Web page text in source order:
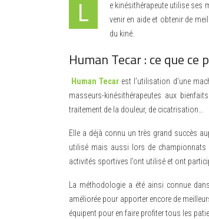
Le kinésithérapeute utilise ses mains pour réaliser les thérapies manuelles afin de soulager les douleurs et maux de ses patients. Pour leur
venir en aide et obtenir de
du kiné.
Human Tecar : ce que
Human Tecar est l’utilisation d’une
masseurs-kinésithérapeutes aux
traitement de la douleur, de cicatrisation…
Elle a déjà connu un très grand succès
utilisé mais aussi lors de championnats
activités sportives l’ont utilisé et ont
La méthodologie a été ainsi connue
améliorée pour apporter encore de
équipent pour en faire profiter tous les